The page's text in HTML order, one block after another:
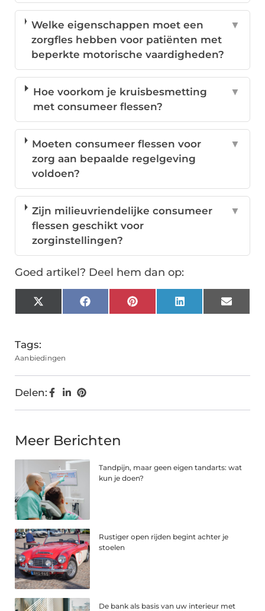
Welke eigenschappen moet een
zorgfles hebben voor patiënten met
beperkte motorische vaardigheden?
▼
Hoe voorkom je kruisbesmetting
met consumeer flessen?
▼
Moeten consumeer flessen voor
zorg aan bepaalde regelgeving
voldoen?
▼
Zijn milieuvriendelijke consumeer
flessen geschikt voor
zorginstellingen?
▼
Goed artikel? Deel hem dan op:
X
(Twitter)
FacebookPinterestLinkedInEmail
Tags:
Aanbiedingen
Delen:
Meer Berichten
Tandpijn, maar geen eigen tandarts: wat
kun je doen?
Rustiger open rijden begint achter je
stoelen
De bank als basis van uw interieur met